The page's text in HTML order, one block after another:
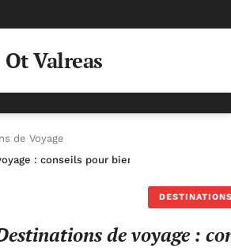
Ot Valreas
de Voyage
: conseils pour bien s’organiser
de voyage :